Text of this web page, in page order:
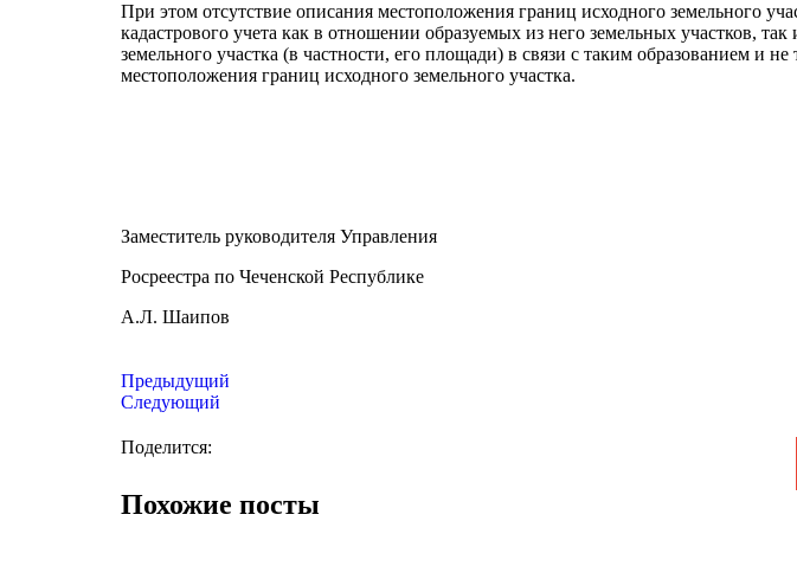
При этом отсутствие описания местоположения границ исходного земельного
кадастрового учета как в отношении образуемых из него земельных участков,
земельного участка (в частности, его площади) в связи с таким образованием и
местоположения границ исходного земельного участка.
Заместитель руководителя Управления
Росреестра по Чеченской Республике
А.Л. Шаипов
Предыдущий
Следующий
Поделится:
Похожие посты